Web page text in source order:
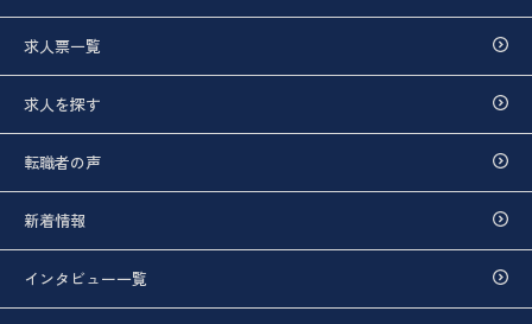
求人票一覧
求人を探す
転職者の声
新着情報
インタビュー一覧